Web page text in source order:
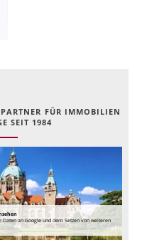
FÜR IMMOBILIEN
SEIT 1984
an Google und dem Setzen von weiteren